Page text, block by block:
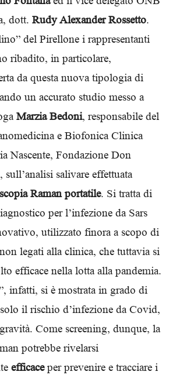
dott. Rudy Alexander Rossetto.
del Pirellone i rappresentanti
ribadito, in particolare,
da questa nuova tipologia di
un accurato studio messo a
Marzia Bedoni, responsabile del
e Biofonica Clinica
Nascente, Fondazione Don
salivare effettuata
Raman portatile. Si tratta di
per l’infezione da Sars
utilizzato finora a scopo di
legati alla clinica, che tuttavia si
efficace nella lotta alla pandemia.
infatti, si è mostrata in grado di
il rischio d’infezione da Covid,
Come screening, dunque, la
potrebbe rivelarsi
efficaceper prevenire e tracciare i